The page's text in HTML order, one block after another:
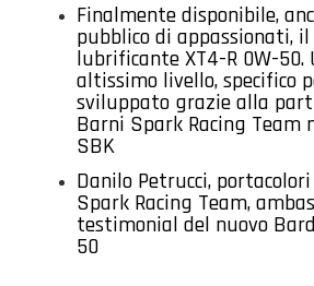
Finalmente disponibile,
pubblico di appassionati,
lubrificante XT4-R 0W-
altissimo livello, specifico
sviluppato grazie alla
Barni Spark Racing Team
SBK
Danilo Petrucci,
Spark Racing Team,
testimonial del nuovo
50